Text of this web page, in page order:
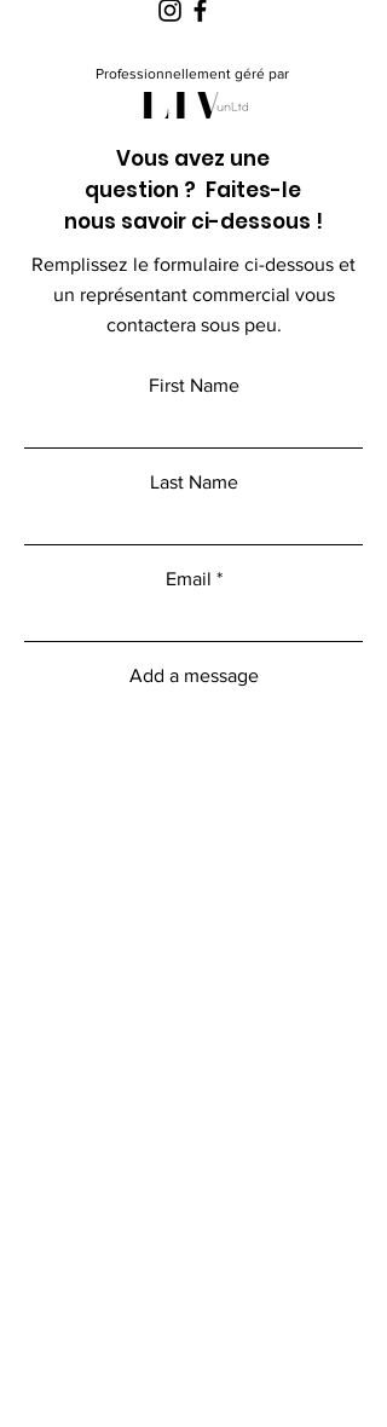
Professionnellement géré par
Vous avez une
question ? Faites-le
nous savoir ci-dessous !
Remplissez le formulaire ci-dessous et
un représentant commercial vous
contactera sous peu.
First Name
Last Name
Email
Add a message